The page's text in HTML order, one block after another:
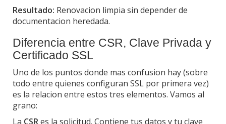
Resultado: Renovacion limpia sin depender de
documentacion heredada.
Diferencia entre CSR, Clave Privada y
Certificado SSL
Uno de los puntos donde mas confusion hay (sobre
todo entre quienes configuran SSL por primera vez)
es la relacion entre estos tres elementos. Vamos al
grano:
La CSR es la solicitud. Contiene tus datos y tu clave